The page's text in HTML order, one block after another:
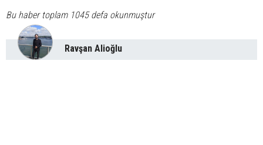
Bu haber toplam 1045 defa okunmuştur
Ravşan Alioğlu